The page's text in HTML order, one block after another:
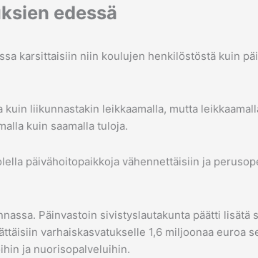
edessä
karsittaisiin niin koulujen henkilöstöstä kuin
liikunnastakin leikkaamalla, mutta
kuin saamalla tuloja.
päivähoitopaikkoja vähennettäisiin ja
Päinvastoin sivistyslautakunta päätti lisätä
varhaiskasvatukselle 1,6 miljoonaa euroa
ja nuorisopalveluihin.